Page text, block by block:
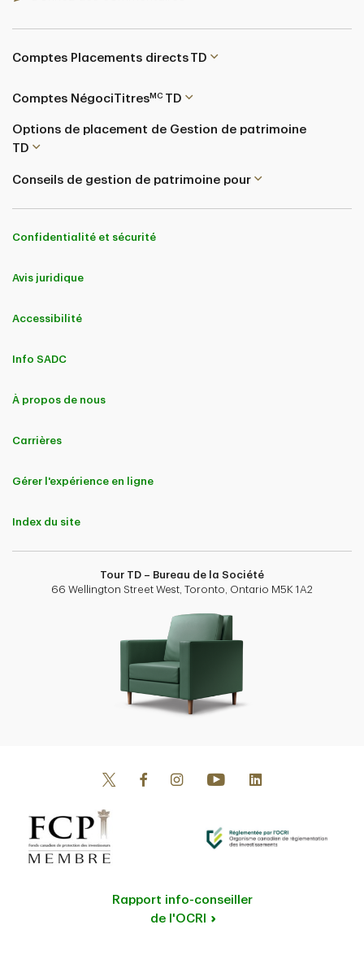
Comptes Placements directs TD
Comptes NégociTitres MC TD
Options de placement de Gestion de patrimoine
TD
Conseils de gestion de patrimoine pour
Confidentialité et sécurité
Avis juridique
Accessibilité
Info SADC
À propos de nous
Carrières
Gérer l'expérience en ligne
Index du site
Tour TD – Bureau de la Société
66 Wellington Street West, Toronto, Ontario M5K 1A2
Rapport info-conseiller
de l'OCRI